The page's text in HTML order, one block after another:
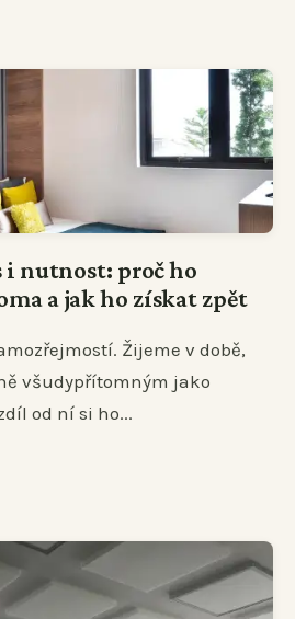
nutnost: proč ho
a jak ho získat zpět
Žijeme v době,
všudypřítomným jako
od ní si ho...